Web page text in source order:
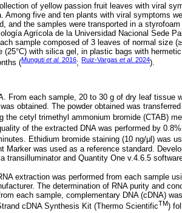
of yellow passion fruit leaves with viral
Among five and ten plants with viral symptoms
and the samples were transported in a
Agrícola de la Universidad Nacional Sede
sample composed of 3 leaves of normal size
with silica gel, in plastic bags with
(Munguti et al. 2016; Ruiz-Vargas et al. 2024).
From each sample, 20 to 30 g of dry leaf tissue
obtained. The powder obtained was
the cetyl trimethyl ammonium bromide (CTAB)
of the extracted DNA was performed by
Ethidium bromide staining (10 ng/μl) was
Marker was used as a reference standard.
and Quantity One v.4.6.5
extraction was performed from each sample
The determination of RNA purity and
each sample, complementary DNA (cDNA)
cDNA Synthesis Kit (Thermo ScientificTM)